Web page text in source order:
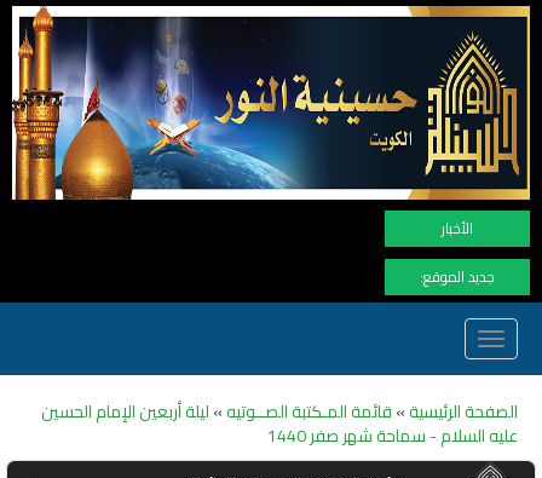
الأخبار
جديد الموقع:
Toggle
navigation
الصفحة الرئيسية»قائمة المـكتبة الصــوتيه»ليلة أربعين الإمام الحسين
عليه السلام - سماحة شهر صفر 1440